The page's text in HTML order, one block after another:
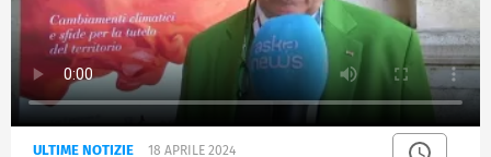
ULTIME NOTIZIE 18 APRILE 2024